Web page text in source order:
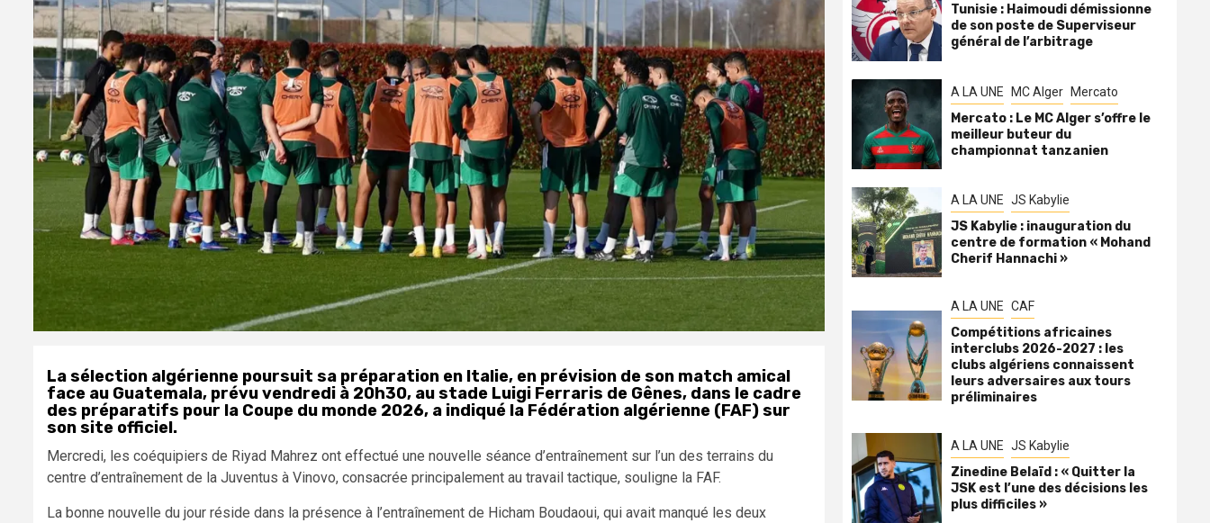
La sélection algérienne poursuit sa préparation en Italie, en prévision de son match amical
face au Guatemala, prévu vendredi à 20h30, au stade Luigi Ferraris de Gênes, dans le cadre
des préparatifs pour la Coupe du monde 2026, a indiqué la Fédération algérienne (FAF) sur
son site officiel.
Mercredi, les coéquipiers de Riyad Mahrez ont effectué une nouvelle séance d’entraînement sur l’un des terrains du
centre d’entraînement de la Juventus à Vinovo, consacrée principalement au travail tactique, souligne la FAF.
La bonne nouvelle du jour réside dans la présence à l’entraînement de Hicham Boudaoui, qui avait manqué les deux
Tunisie : Haimoudi démissionne
de son poste de Superviseur
général de l’arbitrage
A LA UNE MC Alger Mercato
Mercato : Le MC Alger s’offre le
meilleur buteur du
championnat tanzanien
A LA UNE JS Kabylie
JS Kabylie : inauguration du
centre de formation « Mohand
Cherif Hannachi »
A LA UNE CAF
Compétitions africaines
interclubs 2026-2027 : les
clubs algériens connaissent
leurs adversaires aux tours
préliminaires
A LA UNE JS Kabylie
Zinedine Belaïd : « Quitter la
JSK est l’une des décisions les
plus difficiles »